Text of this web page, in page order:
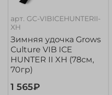
арт. GC-VIBICEHUNTERII-
XH
Зимняя удочка Grows
Culture VIB ICE
HUNTER II XH (78см,
70гр)
1 565₽